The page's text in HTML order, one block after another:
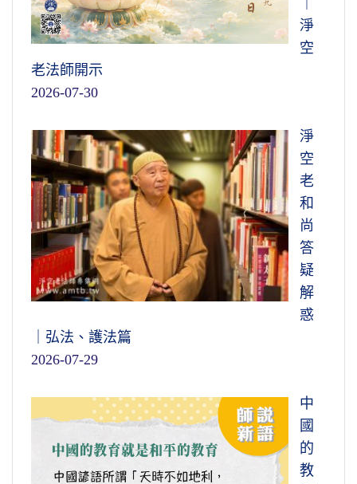
淨
空
老法師開示
2026-07-30
淨
空
老
和
尚
答
疑
解
惑
｜弘法、護法篇
2026-07-29
中
國
的
教